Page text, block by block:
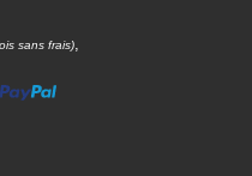
sans frais),